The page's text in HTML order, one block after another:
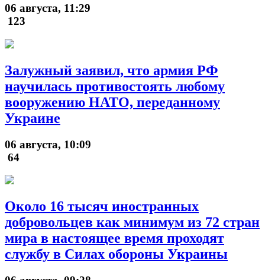
06 августа, 11:29
123
Залужный заявил, что армия РФ
научилась противостоять любому
вооружению НАТО, переданному
Украине
06 августа, 10:09
64
Около 16 тысяч иностранных
добровольцев как минимум из 72 стран
мира в настоящее время проходят
службу в Силах обороны Украины